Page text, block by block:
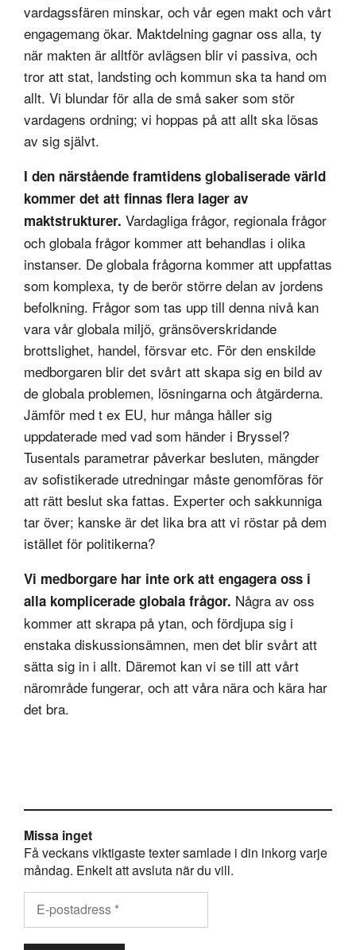
vardagssfären minskar, och vår egen makt och vårt
engagemang ökar. Maktdelning gagnar oss alla, ty
när makten är alltför avlägsen blir vi passiva, och
tror att stat, landsting och kommun ska ta hand om
allt. Vi blundar för alla de små saker som stör
vardagens ordning; vi hoppas på att allt ska lösas
av sig självt.
I den närstående framtidens globaliserade värld
kommer det att finnas flera lager av
maktstrukturer. Vardagliga frågor, regionala frågor
och globala frågor kommer att behandlas i olika
instanser. De globala frågorna kommer att uppfattas
som komplexa, ty de berör större delan av jordens
befolkning. Frågor som tas upp till denna nivå kan
vara vår globala miljö, gränsöverskridande
brottslighet, handel, försvar etc. För den enskilde
medborgaren blir det svårt att skapa sig en bild av
de globala problemen, lösningarna och åtgärderna.
Jämför med t ex EU, hur många håller sig
uppdaterade med vad som händer i Bryssel?
Tusentals parametrar påverkar besluten, mängder
av sofistikerade utredningar måste genomföras för
att rätt beslut ska fattas. Experter och sakkunniga
tar över; kanske är det lika bra att vi röstar på dem
istället för politikerna?
Vi medborgare har inte ork att engagera oss i
alla komplicerade globala frågor. Några av oss
kommer att skrapa på ytan, och fördjupa sig i
enstaka diskussionsämnen, men det blir svårt att
sätta sig in i allt. Däremot kan vi se till att vårt
närområde fungerar, och att våra nära och kära har
det bra.
Missa inget
Få veckans viktigaste texter samlade i din inkorg varje
måndag. Enkelt att avsluta när du vill.